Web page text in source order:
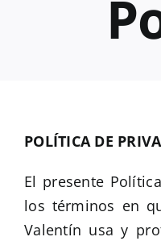
POLÍTICA DE
El presente
los términos en
Valentín usa y